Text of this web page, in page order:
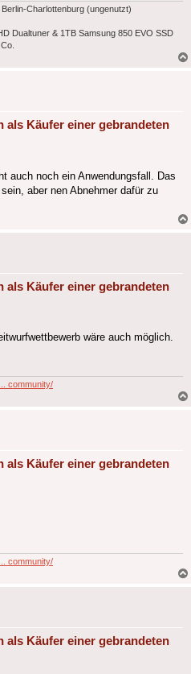
Charlottenburg (ungenutzt)
Dualtuner & 1TB Samsung 850 EVO SSD
als Käufer einer gebrandeten
auch noch ein Anwendungsfall. Das
aber nen Abnehmer dafür zu
als Käufer einer gebrandeten
wäre auch möglich.
community/
als Käufer einer gebrandeten
community/
als Käufer einer gebrandeten